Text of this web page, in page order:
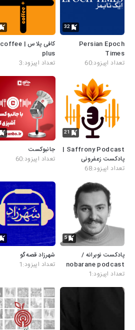
32
Persian Epoch
Times
تعداد اپیزود:60
کافی پلاس | coffee
plus
تعداد اپیزود:3
21
Saffrony Podcast |
پادکست زعفرونی
تعداد اپیزود:68
جانبوکست
تعداد اپیزود:60
5
پادکست نوبرانه /
nobarane podcast
تعداد اپیزود:1
شهرزاد قصه‌گو
تعداد اپیزود:1